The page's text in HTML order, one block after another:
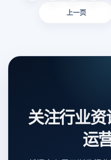
上一页
关注行业
运